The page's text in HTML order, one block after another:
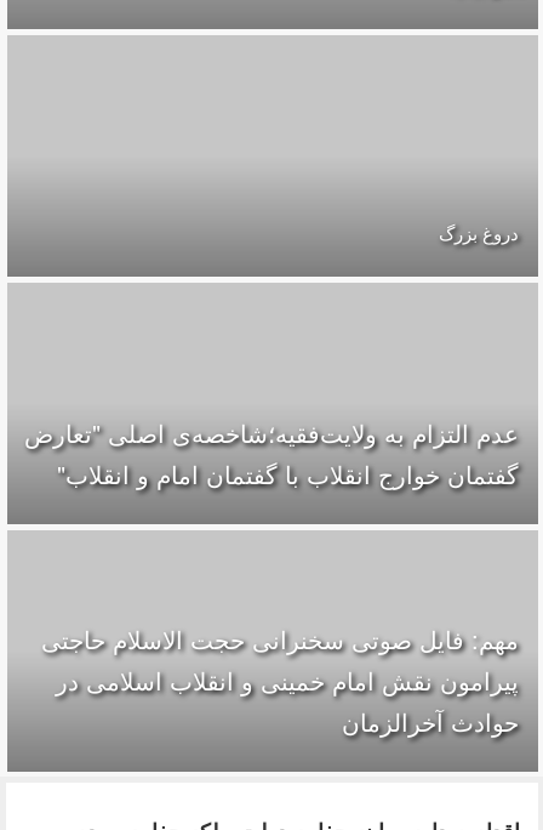
دروغ بزرگ
عدم التزام به ولایت‌فقیه؛شاخصه‌ی اصلی "تعارض
گفتمان خوارج انقلاب با گفتمان امام و انقلاب"
مهم: فایل صوتی سخنرانی حجت الاسلام حاجتی
پیرامون نقش امام خمینی و انقلاب اسلامی در
حوادث آخرالزمان